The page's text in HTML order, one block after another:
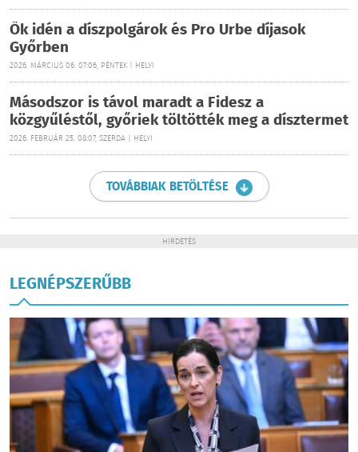
Ők idén a díszpolgárok és Pro Urbe díjasok
Győrben
2026. MÁRCIUS 06. 07:06, PÉNTEK | HELYI
Másodszor is távol maradt a Fidesz a
közgyűléstől, győriek töltötték meg a dísztermet
2026. FEBRUÁR 25. 08:07, SZERDA | HELYI
TOVÁBBIAK BETÖLTÉSE
HIRDETÉS
LEGNÉPSZERŰBB